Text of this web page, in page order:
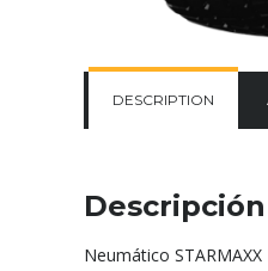
DESCRIPTION
Descripción
Neumático